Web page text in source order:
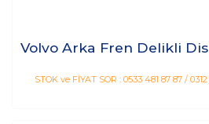
Volvo Arka Fren Delikli
STOK ve FİYAT SOR : 0533 481 87 87 /